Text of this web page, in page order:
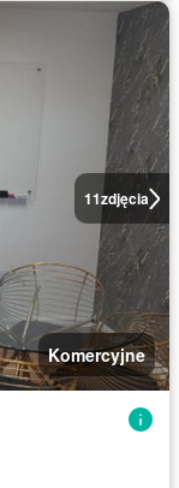
11zdjęcia
Komercyjne